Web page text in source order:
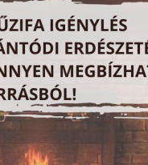
és Verőce-Drávamente megye
kezelésével megbízott
„Tourism 4 All - Suhopolje-
természeti és kulturális
(Projekt azonosító:
újabb turisztikai attrakciókkal
tó és környéke. A projekt
kirándulóhelyén, a
mellett elkészült a somogyi
nádfedeles tájház, a